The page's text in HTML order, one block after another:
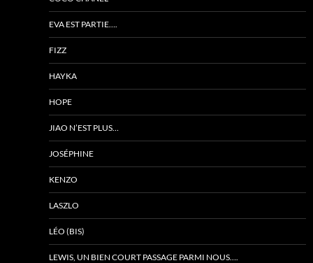
EVA EST PARTIE….
FIZZ
HAYKA
HOPE
JIAO N’EST PLUS…
JOSÉPHINE
KENZO
LASZLO
LÉO (BIS)
LEWIS, UN BIEN COURT PASSAGE PARMI NOUS….